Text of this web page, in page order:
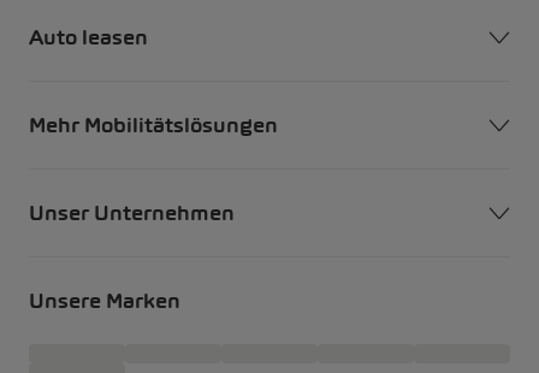
Auto leasen
Mehr Mobilitätslösungen
Unser Unternehmen
Unsere Marken